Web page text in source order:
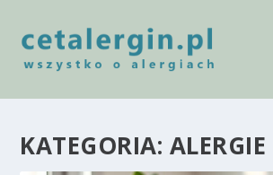
KATEGORIA: ALERGIE